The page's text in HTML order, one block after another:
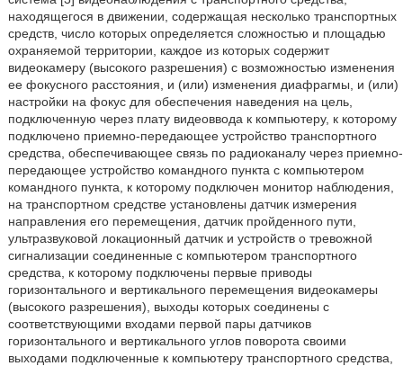
находящегося в движении, содержащая несколько транспортных
средств, число которых определяется сложностью и площадью
охраняемой территории, каждое из которых содержит
видеокамеру (высокого разрешения) с возможностью изменения
ее фокусного расстояния, и (или) изменения диафрагмы, и (или)
настройки на фокус для обеспечения наведения на цель,
подключенную через плату видеоввода к компьютеру, к которому
подключено приемно-передающее устройство транспортного
средства, обеспечивающее связь по радиоканалу через приемно-
передающее устройство командного пункта с компьютером
командного пункта, к которому подключен монитор наблюдения,
на транспортном средстве установлены датчик измерения
направления его перемещения, датчик пройденного пути,
ультразвуковой локационный датчик и устройств о тревожной
сигнализации соединенные с компьютером транспортного
средства, к которому подключены первые приводы
горизонтального и вертикального перемещения видеокамеры
(высокого разрешения), выходы которых соединены с
соответствующими входами первой пары датчиков
горизонтального и вертикального углов поворота своими
выходами подключенные к компьютеру транспортного средства,